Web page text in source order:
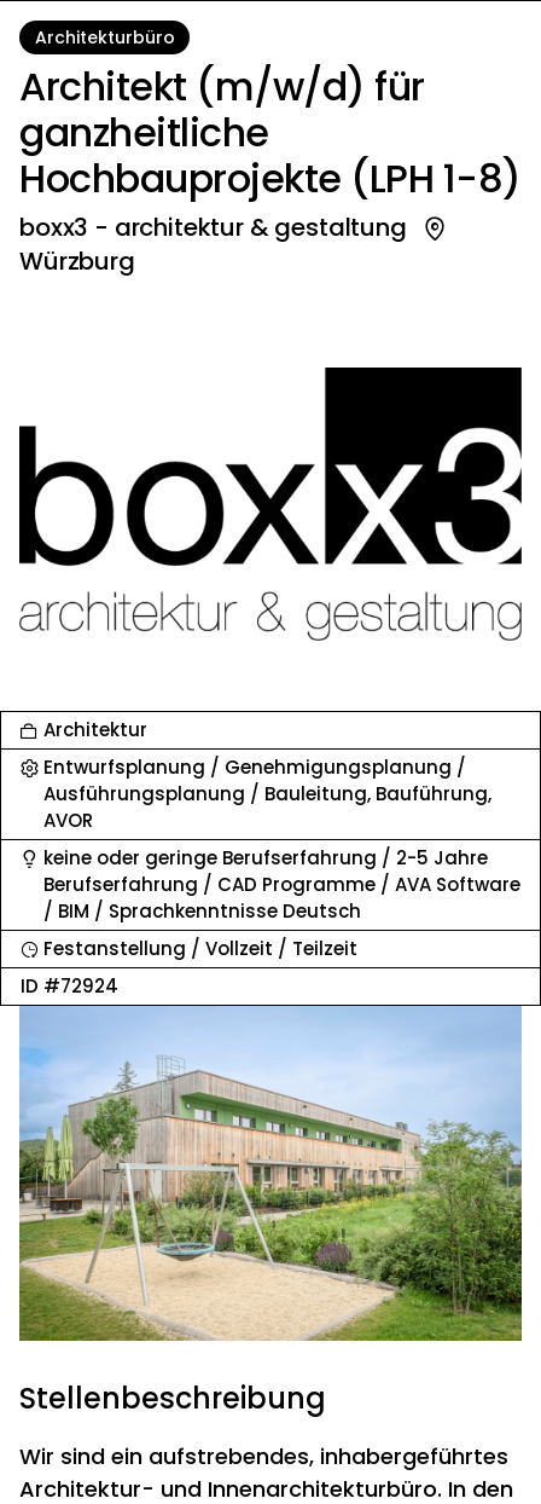
Architekturbüro
Architekt (m/w/d) für
ganzheitliche
Hochbauprojekte (LPH 1-8)
boxx3 - architektur & gestaltung
Würzburg
Architektur
Entwurfsplanung / Genehmigungsplanung /
Ausführungsplanung / Bauleitung, Bauführung,
AVOR
keine oder geringe Berufserfahrung / 2-5 Jahre
Berufserfahrung / CAD Programme / AVA Software
/ BIM / Sprachkenntnisse Deutsch
Festanstellung / Vollzeit / Teilzeit
ID #72924
Stellenbeschreibung
Wir sind ein aufstrebendes, inhabergeführtes
Architektur- und Innenarchitekturbüro. In den